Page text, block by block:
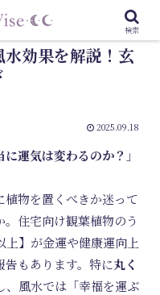
効果を解説！玄
2025.09.18
に運気は変わるのか？ 」
物を置くべきか迷って
住宅向け観葉植物のう
上】が金運や健康運向上
もあります。特に丸く
、風水では「幸福を運ぶ
検索